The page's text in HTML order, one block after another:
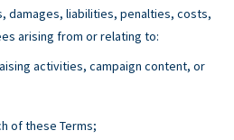
damages, liabilities, penalties, costs,
arising from or relating to:
activities, campaign content, or
of these Terms;